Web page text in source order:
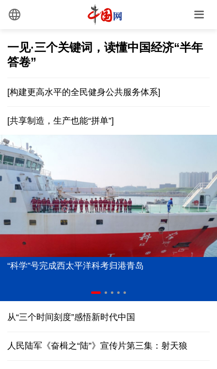
一见·三个关键词，读懂中国经济“半年
答卷”
[构建更高水平的全民健身公共服务体系]
[共享制造，生产也能“拼单”]
“科学”号完成西太平洋科考归港青岛
从“三个时间刻度”感悟新时代中国
人民陆军《奋楫之“陆”》宣传片第三集：射天狼